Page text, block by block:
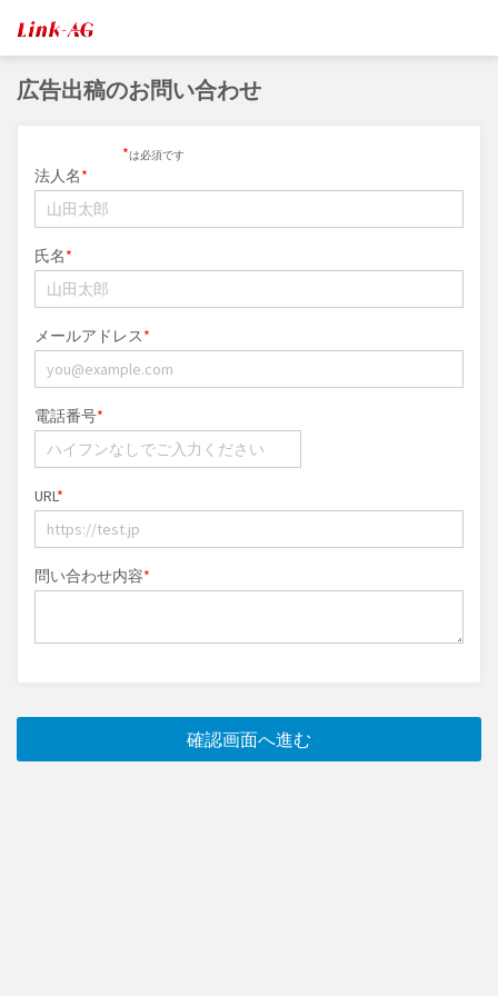
広告出稿のお問い合わせ
*は必須です
法人名
氏名
メールアドレス
電話番号
URL
問い合わせ内容